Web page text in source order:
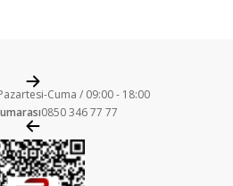
Cuma / 09:00 - 18:00
0850 346 77 77